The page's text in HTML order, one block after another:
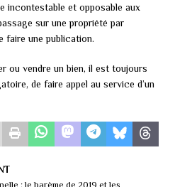
incontestable et opposable aux
sur une propriété par
faire une publication.
ou vendre un bien, il est toujours
de faire appel au service d’un
: le barème de 2019 et les